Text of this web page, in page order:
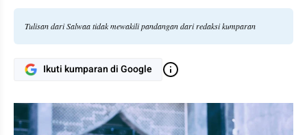
Tulisan dari Salwaa tidak mewakili pandangan dari redaksi kumparan
Ikuti kumparan di Google